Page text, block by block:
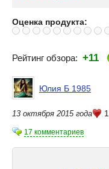
Оценка продукта:
Рейтинг обзора: +11
Юлия Б 1985
13 октября 2015 года 1
17 комментариев